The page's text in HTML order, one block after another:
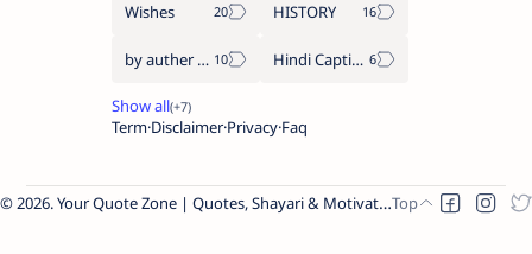
Wishes HISTORY
by auther hindi quote Hindi Caption
Term Disclaimer Privacy Faq
2026.Your Quote Zone | Quotes, Shayari & Motivation .